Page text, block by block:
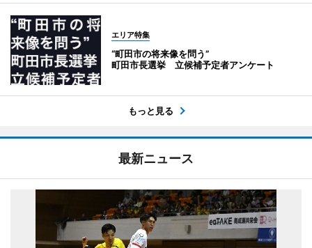
エリア特集
“町田市の将来像を問う”
町田市長選挙 立候補予定者アンケート
もっと見る
最新ニュース